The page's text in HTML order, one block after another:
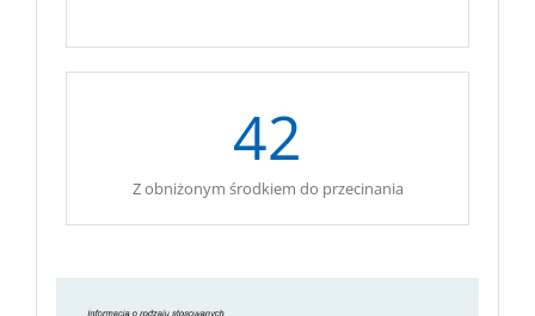
42
Z obniżonym środkiem do przecinania